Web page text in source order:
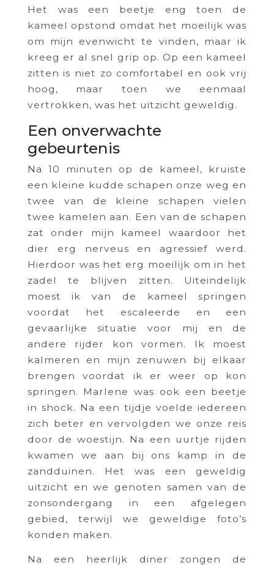
Het was een beetje eng toen de
kameel opstond omdat het moeilijk was
om mijn evenwicht te vinden, maar ik
kreeg er al snel grip op. Op een kameel
zitten is niet zo comfortabel en ook vrij
hoog, maar toen we eenmaal
vertrokken, was het uitzicht geweldig.
Een onverwachte
gebeurtenis
Na 10 minuten op de kameel, kruiste
een kleine kudde schapen onze weg en
twee van de kleine schapen vielen
twee kamelen aan. Een van de schapen
zat onder mijn kameel waardoor het
dier erg nerveus en agressief werd.
Hierdoor was het erg moeilijk om in het
zadel te blijven zitten. Uiteindelijk
moest ik van de kameel springen
voordat het escaleerde en een
gevaarlijke situatie voor mij en de
andere rijder kon vormen. Ik moest
kalmeren en mijn zenuwen bij elkaar
brengen voordat ik er weer op kon
springen. Marlene was ook een beetje
in shock. Na een tijdje voelde iedereen
zich beter en vervolgden we onze reis
door de woestijn. Na een uurtje rijden
kwamen we aan bij ons kamp in de
zandduinen. Het was een geweldig
uitzicht en we genoten samen van de
zonsondergang in een afgelegen
gebied, terwijl we geweldige foto’s
konden maken.
Na een heerlijk diner zongen de